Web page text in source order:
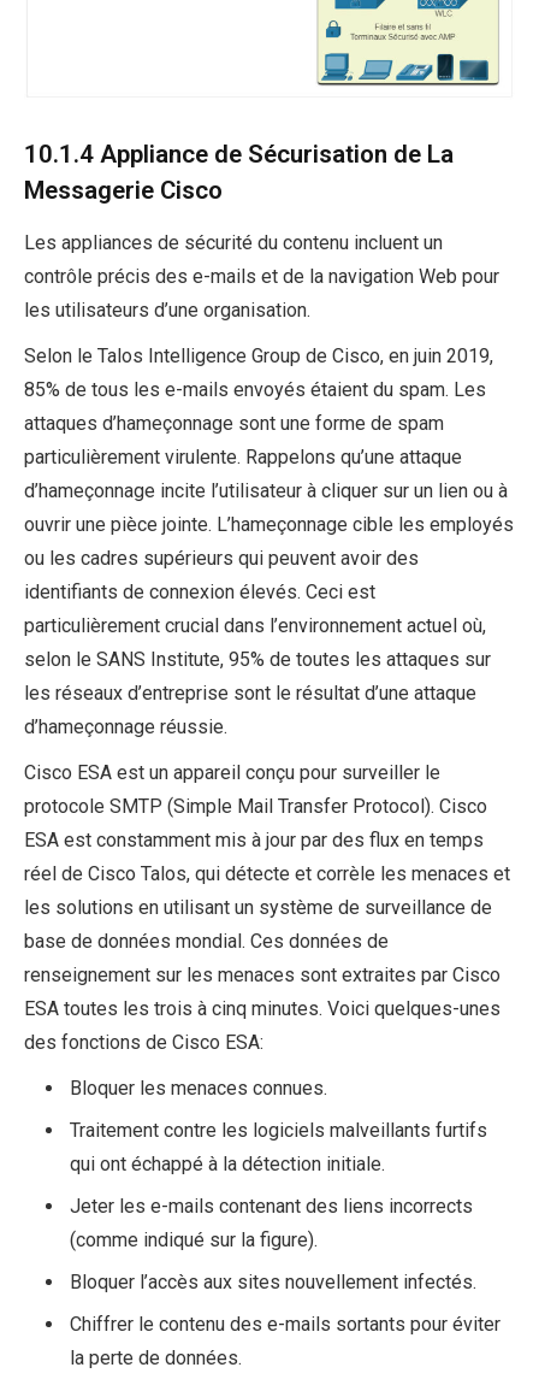
10.1.4 Appliance de Sécurisation de La
Messagerie Cisco
Les appliances de sécurité du contenu incluent un
contrôle précis des e-mails et de la navigation Web pour
les utilisateurs d’une organisation.
Selon le Talos Intelligence Group de Cisco, en juin 2019,
85% de tous les e-mails envoyés étaient du spam. Les
attaques d’hameçonnage sont une forme de spam
particulièrement virulente. Rappelons qu’une attaque
d’hameçonnage incite l’utilisateur à cliquer sur un lien ou à
ouvrir une pièce jointe. L’hameçonnage cible les employés
ou les cadres supérieurs qui peuvent avoir des
identifiants de connexion élevés. Ceci est
particulièrement crucial dans l’environnement actuel où,
selon le SANS Institute, 95% de toutes les attaques sur
les réseaux d’entreprise sont le résultat d’une attaque
d’hameçonnage réussie.
Cisco ESA est un appareil conçu pour surveiller le
protocole SMTP (Simple Mail Transfer Protocol). Cisco
ESA est constamment mis à jour par des flux en temps
réel de Cisco Talos, qui détecte et corrèle les menaces et
les solutions en utilisant un système de surveillance de
base de données mondial. Ces données de
renseignement sur les menaces sont extraites par Cisco
ESA toutes les trois à cinq minutes. Voici quelques-unes
des fonctions de Cisco ESA:
Bloquer les menaces connues.
Traitement contre les logiciels malveillants furtifs
qui ont échappé à la détection initiale.
Jeter les e-mails contenant des liens incorrects
(comme indiqué sur la figure).
Bloquer l’accès aux sites nouvellement infectés.
Chiffrer le contenu des e-mails sortants pour éviter
la perte de données.